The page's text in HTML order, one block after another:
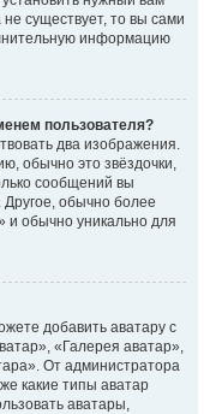
не существует, то вы сами
информацию
пользователя?
два изображения.
обычно это звёздочки,
сообщений вы
обычно более
и обычно уникально для
добавить аватару с
«Галерея аватар»,
От администратора
какие типы аватар
аватары,